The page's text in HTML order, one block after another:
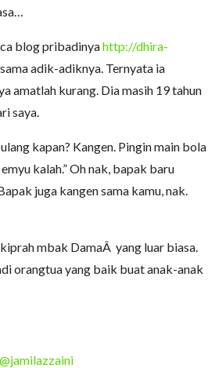
blog pribadinyahttp://dhira-
adik-adiknya. Ternyata ia
amatlah kurang. Dia masih 19 tahun
saya.
kapan? Kangen. Pingin main bola
kalah.” Oh nak, bapak baru
juga kangen sama kamu, nak.
mbak DamaÂ yang luar biasa.
orangtua yang baik buat anak-anak